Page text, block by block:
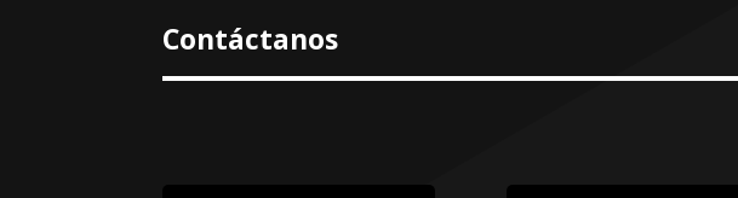
Contáctanos